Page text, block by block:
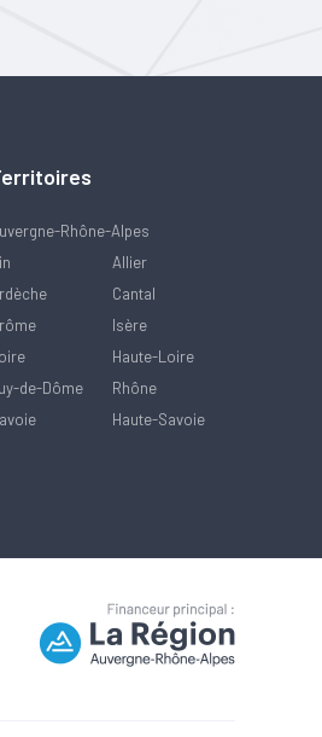
Rhône-Alpes
Allier
Cantal
Isère
Haute-Loire
de-Dôme
Rhône
Haute-Savoie